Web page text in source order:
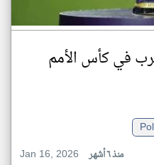
عرب في كأس الأمم
Jan 16, 2026
منذ ٦ أشهر